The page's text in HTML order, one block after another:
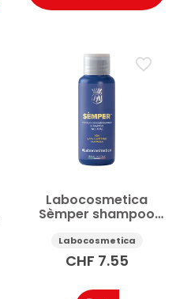
Labocosmetica
Sèmper shampoo
iperconcentrato 100
ml
Labocosmetica
CHF 7.55